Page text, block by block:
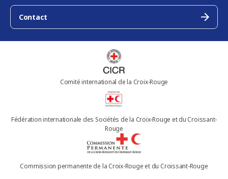
Contact
Comité international de la Croix-Rouge
Fédération internationale des Sociétés de la Croix-Rouge et du Croissant-
Rouge
Commission permanente de la Croix-Rouge et du Croissant-Rouge